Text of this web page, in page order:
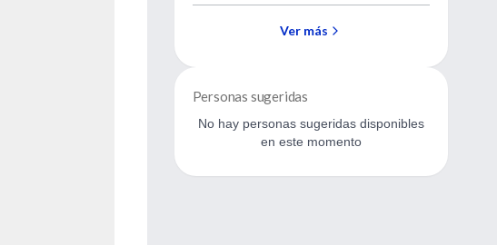
Ver más
Personas sugeridas
No hay personas sugeridas disponibles
en este momento